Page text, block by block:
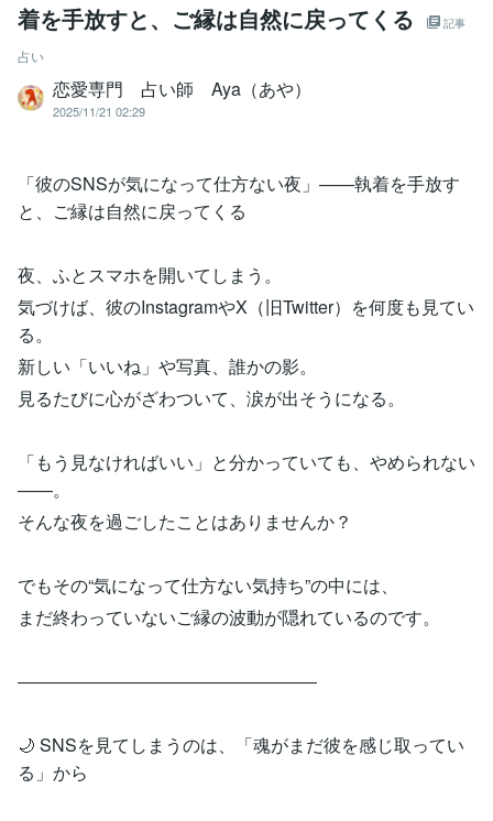
着を手放すと、ご縁は自然に戻ってくる
記事
占い
恋愛専門 占い師 Aya（あや）
2025/11/21 02:29
「彼のSNSが気になって仕方ない夜」——執着を手放す
と、ご縁は自然に戻ってくる
夜、ふとスマホを開いてしまう。
気づけば、彼のInstagramやX（旧Twitter）を何度も見てい
る。
新しい「いいね」や写真、誰かの影。
見るたびに心がざわついて、涙が出そうになる。
「もう見なければいい」と分かっていても、やめられない
——。
そんな夜を過ごしたことはありませんか？
でもその“気になって仕方ない気持ち”の中には、
まだ終わっていないご縁の波動が隠れているのです。
―――――――――――――――――
🌙 SNSを見てしまうのは、「魂がまだ彼を感じ取ってい
る」から